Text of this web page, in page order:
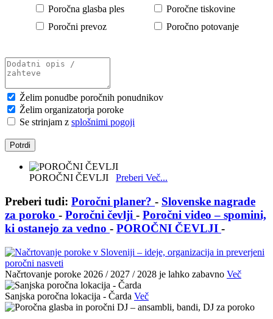
Poročna glasba ples
Poročne tiskovine
Poročni prevoz
Poročno potovanje
Želim ponudbe poročnih ponudnikov
Želim organizatorja poroke
Se strinjam z splošnimi pogoji
Izpostavljeni poročni članki in ideje za
POROČNI ČEVLJI Preberi Več...
Preberi tudi: Poročni planer? - Slovenske nagrade
za poroko - Poročni čevlji - Poročni video – spomini,
ki ostanejo za vedno - POROČNI ČEVLJI -
Načrtovanje poroke 2026 / 2027 / 2028 je lahko zabavno Več
Sanjska poročna lokacija - Čarda Več